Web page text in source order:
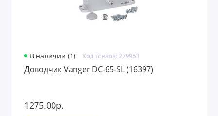
В наличии (1) Код товара: 279963
Доводчик Vanger DC-65-SL (16397)
1275.00р.